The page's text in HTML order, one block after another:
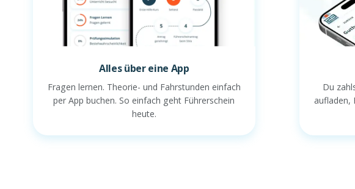
Alles über eine App
Fragen lernen. Theorie- und Fahrstunden einfach
per App buchen. So einfach geht Führerschein
heute.
Du
aufladen,